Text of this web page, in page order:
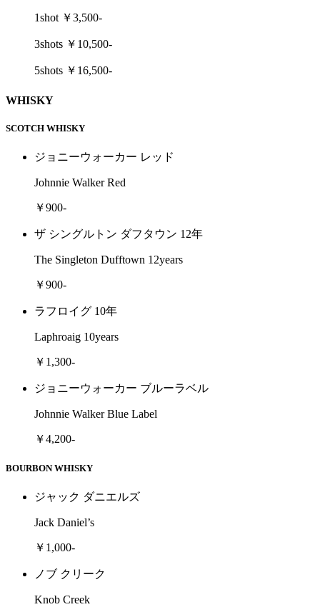
1shot ￥3,500-
3shots ￥10,500-
5shots ￥16,500-
WHISKY
SCOTCH WHISKY
ジョニーウォーカー レッド
Johnnie Walker Red
￥900-
ザ シングルトン ダフタウン 12年
The Singleton Dufftown 12years
￥900-
ラフロイグ 10年
Laphroaig 10years
￥1,300-
ジョニーウォーカー ブルーラベル
Johnnie Walker Blue Label
￥4,200-
BOURBON WHISKY
ジャック ダニエルズ
Jack Daniel’s
￥1,000-
ノブ クリーク
Knob Creek